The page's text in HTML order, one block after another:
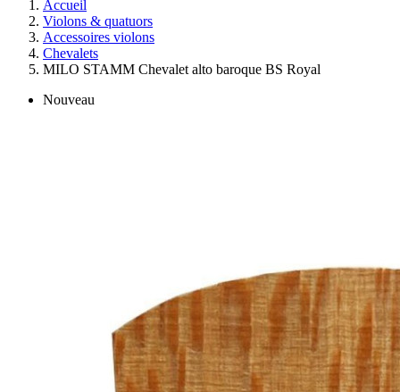
Accueil
Violons & quatuors
Accessoires violons
Chevalets
MILO STAMM Chevalet alto baroque BS Royal
Nouveau